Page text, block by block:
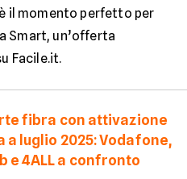
il momento perfetto per
Smart, un’offerta
Facile.it.
fibra con attivazione
a luglio 2025: Vodafone,
e 4ALL a confronto